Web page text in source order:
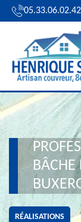
05.33.06.02.42
BÂCHE
RÉALISATIONS